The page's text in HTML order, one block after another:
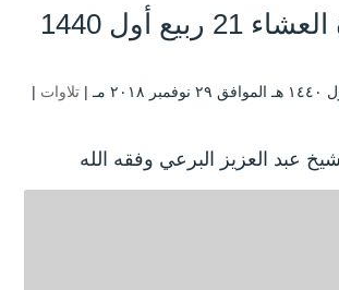
أول 1440
تلاوات |
عبد العزيز البرعي وفقه الله